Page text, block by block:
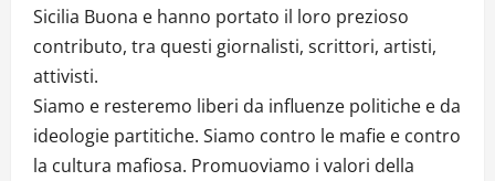
Sicilia Buona e hanno portato il loro prezioso
contributo, tra questi giornalisti, scrittori, artisti,
attivisti.
Siamo e resteremo liberi da influenze politiche e da
ideologie partitiche. Siamo contro le mafie e contro
la cultura mafiosa. Promuoviamo i valori della